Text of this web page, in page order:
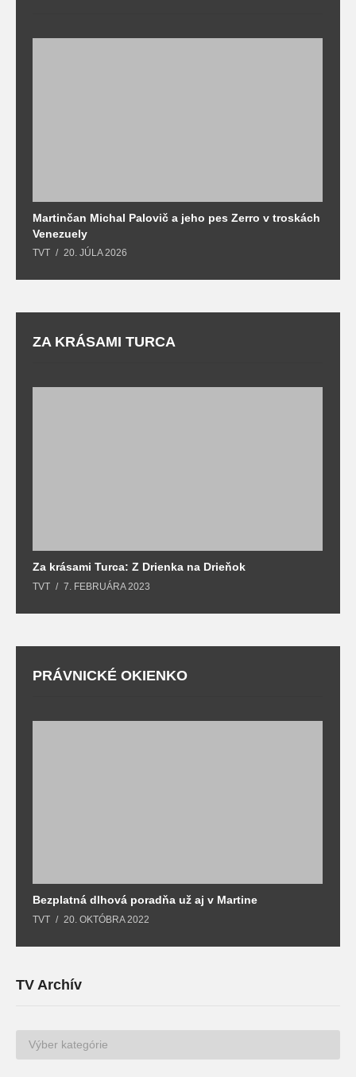
Martinčan Michal Palovič a jeho pes Zerro v troskách
Venezuely
TVT 20. JÚLA 2026
ZA KRÁSAMI TURCA
Za krásami Turca: Z Drienka na Drieňok
TVT 7. FEBRUÁRA 2023
PRÁVNICKÉ OKIENKO
Bezplatná dlhová poradňa už aj v Martine
TVT 20. OKTÓBRA 2022
TV Archív
TV
Archív